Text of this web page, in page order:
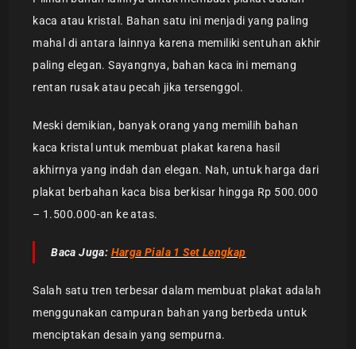
kaca atau kristal. Bahan satu ini menjadi yang paling
mahal di antara lainnya karena memiliki sentuhan akhir
paling elegan. Sayangnya, bahan kaca ini memang
rentan rusak atau pecah jika tersenggol.
Meski demikian, banyak orang yang memilih bahan
kaca kristal untuk membuat plakat karena hasil
akhirnya yang indah dan elegan. Nah, untuk harga dari
plakat berbahan kaca bisa berkisar hingga Rp 500.000
– 1.500.000-an ke atas.
Baca Juga: Harga Piala 1 Set Lengkap
Salah satu tren terbesar dalam membuat plakat adalah
menggunakan campuran bahan yang berbeda untuk
menciptakan desain yang sempurna.